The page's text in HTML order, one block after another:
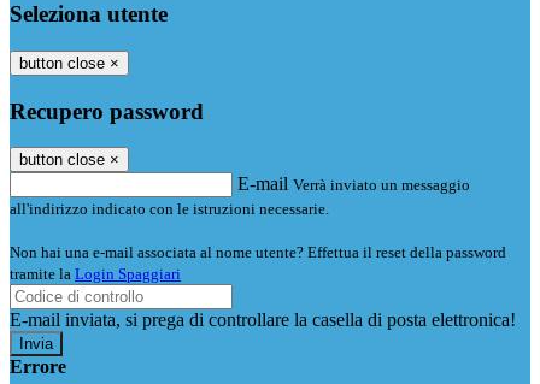
Seleziona utente
button close ×
Recupero password
button close ×
E-mail Verrà inviato un messaggio
all'indirizzo indicato con le istruzioni necessarie.
Non hai una e-mail associata al nome utente? Effettua il reset della password
tramite la Login Spaggiari
E-mail inviata, si prega di controllare la casella di posta elettronica!
Errore